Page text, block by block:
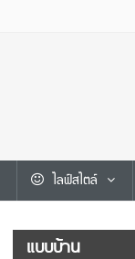
ไลฟ์สไตล์
แบบบ้าน